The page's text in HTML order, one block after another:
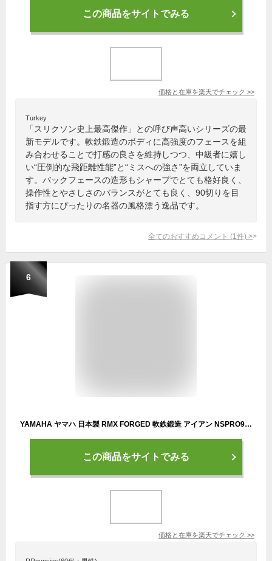
この商品をサイトでみる
価格と在庫を楽天でチェック >>
Turkey
「スリクソン史上最高傑作」との呼び声高いシリーズの最
新モデルです。軟鉄鍛造のボディに高強度のフェースを組
み合わせることで打感の良さを維持しつつ、中級者に嬉し
い“圧倒的な飛距離性能”と“ミスへの強さ”を両立していま
す。バックフェースの造形もシャープでとても格好良く、
操作性とやさしさのバランスがとても良く、90切りを目
指す方にぴったりの名器の風格漂う逸品です。
全てのおすすめコメント (1 件) >
6
YAMAHA ヤマハ 日本製 RMX FORGED 軟鉄鍛造 アイアン NSPRO950GHスチールシャフト 単品(50°、56°) 「 Y21IRFN9R 」 【当店在庫品】
この商品をサイトでみる
価格と在庫を楽天でチェック >>